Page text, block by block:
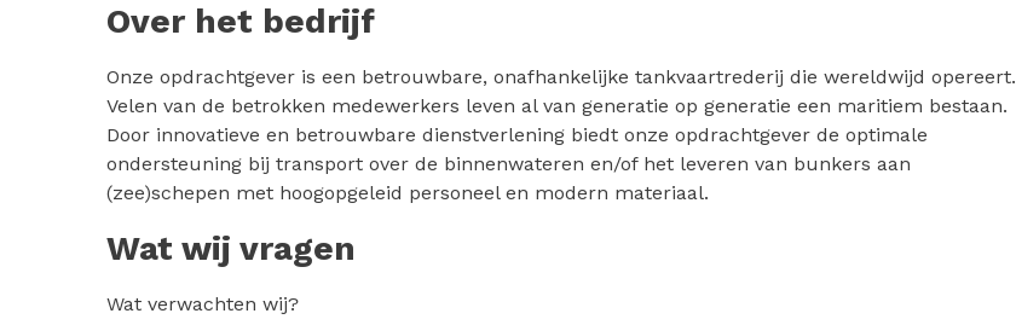
Over het bedrijf
Onze opdrachtgever is een betrouwbare, onafhankelijke tankvaartrederij die wereldwijd opereert.
Velen van de betrokken medewerkers leven al van generatie op generatie een maritiem bestaan.
Door innovatieve en betrouwbare dienstverlening biedt onze opdrachtgever de optimale
ondersteuning bij transport over de binnenwateren en/of het leveren van bunkers aan
(zee)schepen met hoogopgeleid personeel en modern materiaal.
Wat wij vragen
Wat verwachten wij?